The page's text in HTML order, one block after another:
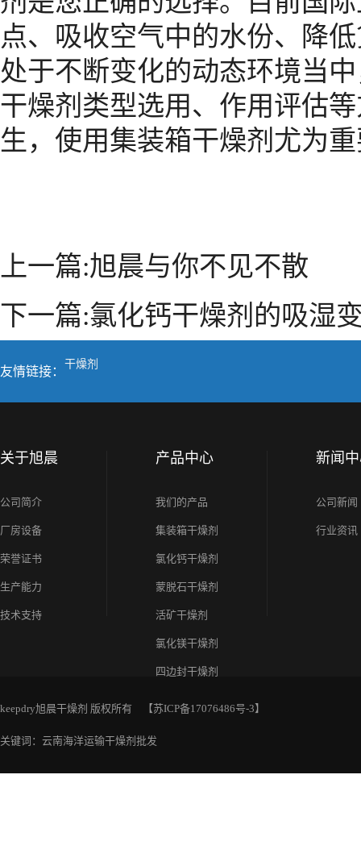
点、吸收空气中的水份、降
处于不断变化的动态环境当
干燥剂类型选用、作用评估
生，使用集装箱干燥剂尤为
上一篇:旭晨与你不见不散
下一篇:氯化钙干燥剂的吸湿
友情链接：
干燥剂
关于旭晨
公司简介
厂房设备
荣誉证书
生产能力
技术支持
产品中心
我们的产品
集装箱干燥剂
氯化钙干燥剂
蒙脱石干燥剂
活矿干燥剂
氯化镁干燥剂
四边封干燥剂
新闻
公司新闻
行业资讯
keepdry旭晨干燥剂 版权所有 【苏ICP备17076486号-3】
关键词：云南海洋运输干燥剂批发